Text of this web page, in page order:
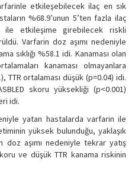
etkileşebilecek ilaç en sık
%68.9’unun 5’ten fazla ilaç
ile etkileşime girebilecek riskli
Varfarin doz aşımı nedeniyle
sıklığı %58.1 idi. Kanaması olan
kanaması olmayanlara
TTR ortalaması düşük (p=0.04) idi.
skoru yüksekliği (p<0.001)
idi.
yatan hastalarda varfarin ile
yüksek bulunduğu, yaklaşık
aşımı nedeniyle tekrar yatış
ve düşük TTR kanama riskinin